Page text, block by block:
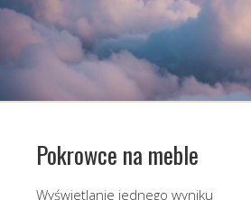
Pokrowce na meble
Wyświetlanie jednego wyniku